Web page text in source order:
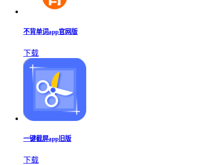
不背单词app官网版
下载
一键截屏app旧版
下载